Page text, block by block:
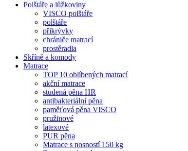
Polštáře a lůžkoviny
VISCO polštáře
polštáře
přikrývky
chrániče matrací
prostěradla
Skříně a komody
Matrace
TOP 10 oblíbených matrací
akční matrace
studená pěna HR
antibakteriální pěna
paměťová pěna VISCO
pružinové
latexové
PUR pěna
Matrace s nosností 150 kg